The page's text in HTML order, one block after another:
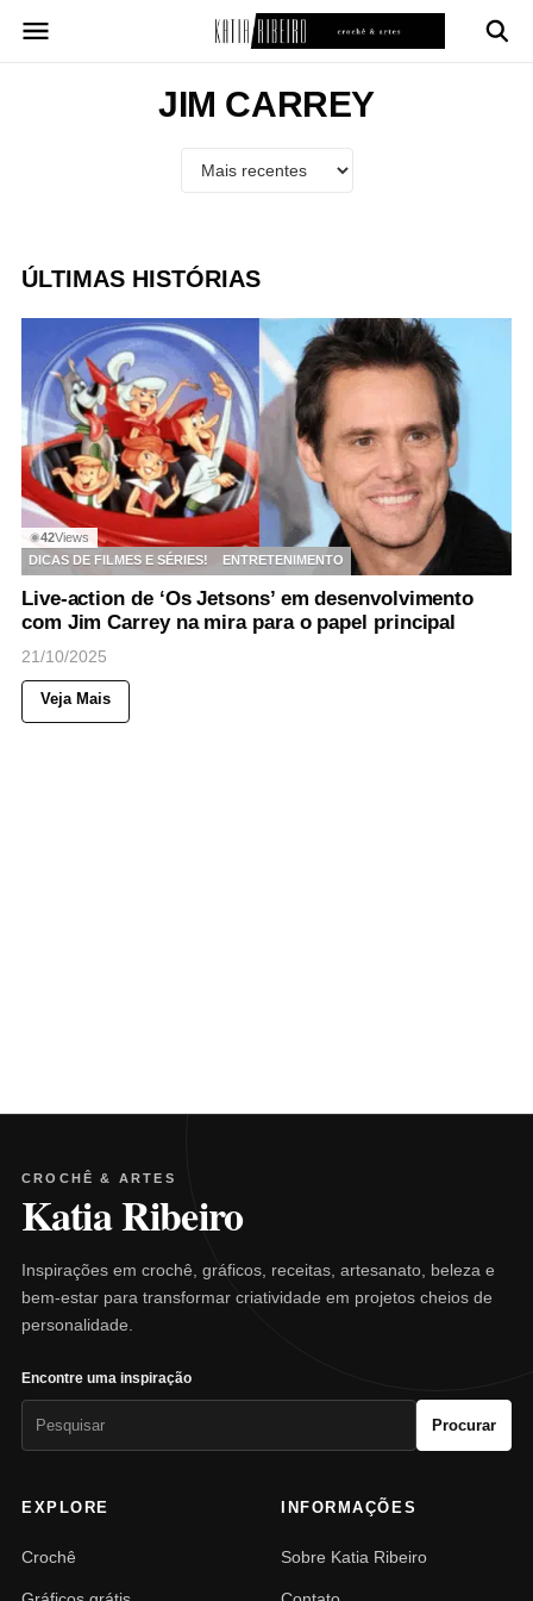
para
JIM CARREY
ÚLTIMAS HISTÓRIAS
◉42Views
DICAS DE FILMES E SÉRIES!
ENTRETENIMENTO
Live-action de ‘Os Jetsons’ em desenvolvimento
com Jim Carrey na mira para o papel principal
21/10/2025
Veja Mais
CROCHÊ & ARTES
Katia Ribeiro
Inspirações em crochê, gráficos, receitas, artesanato, beleza e
bem-estar para transformar criatividade em projetos cheios de
personalidade.
Encontre uma inspiração
Procurar
EXPLORE
Crochê
INFORMAÇÕES
Sobre Katia Ribeiro